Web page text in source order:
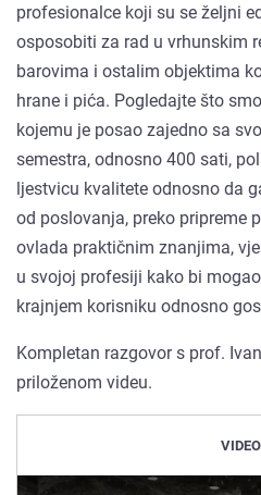
profesionalce koji su se željni
osposobiti za rad u vrhunskim
barovima i ostalim objektima
hrane i pića. Pogledajte što
kojemu je posao zajedno sa
semestra, odnosno 400 sati,
ljestvicu kvalitete odnosno da
od poslovanja, preko pripreme
ovlada praktičnim znanjima,
u svojoj profesiji kako bi
krajnjem korisniku odnosno
Kompletan razgovor s prof.
priloženom videu.
VIDEO